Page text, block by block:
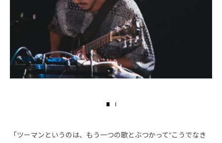
「ツーマンというのは、もう一つの歌とぶつかって“こうでなき